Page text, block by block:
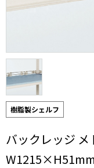
樹脂製シェルフ
バックレッジ
W1215×H51mm